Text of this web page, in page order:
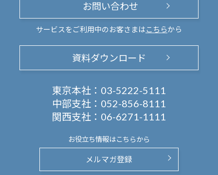
お問い合わせ
サービスをご利用中のお客さまは こちらから
資料ダウンロード
東京本社： 03-5222-5111
中部支社： 052-856-8111
関西支社： 06-6271-1111
お役立ち情報はこちらから
メルマガ登録